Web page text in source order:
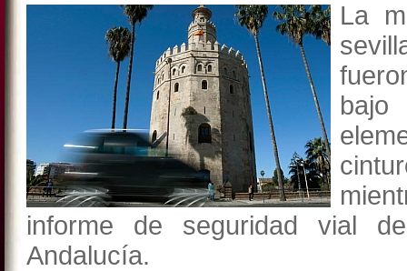
La
bajo
informe de seguridad vial
Andalucía.